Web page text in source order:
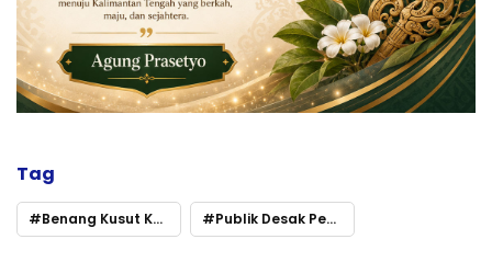
Tag
Benang Kusut Kontrak Angkutan di Bartim Publik Desak Pemerintah Ambil Alih